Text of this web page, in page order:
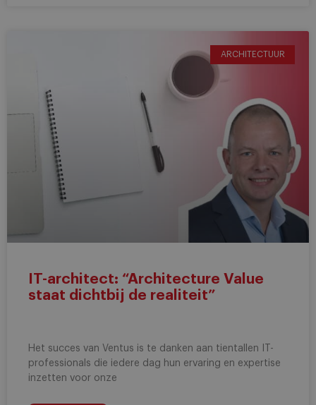
ARCHITECTUUR
IT-architect: “Architecture Value
staat dichtbij de realiteit”
Het succes van Ventus is te danken aan tientallen IT-
professionals die iedere dag hun ervaring en expertise
inzetten voor onze